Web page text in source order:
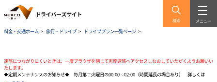
検索 メニュー
料金・交通ホーム > 旅行・ドライブ > ドライブプラン一覧ページ >
速旅につながりにくいときは、一度ブラウザを閉じて再度速旅へアクセスしなおしていただくようお願いい
たします。
◆定期メンテナンスのお知らせ◆ 毎月第二火曜日の00:00～02:00（時間延長の場合あり） 詳しくは